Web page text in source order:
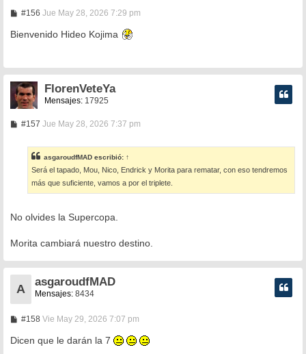
#156M
n
s
e
Jue May 28, 2026 7:29 pm
Bienvenido Hideo Kojima
FlorenVeteYa
Mensajes: 17925
#157M
s
a
j
e
Jue May 28, 2026 7:37 pm
asgaroudfMAD escribió: ↑
Será el tapado, Mou, Nico, Endrick y Morita para rematar, con eso tendremos
más que suficiente, vamos a por el triplete.
No olvides la Supercopa.
Morita cambiará nuestro destino.
A
asgaroudfMAD
Mensajes: 8434
#158M
n
s
Vie May 29, 2026 7:07 pm
Dicen que le darán la 7